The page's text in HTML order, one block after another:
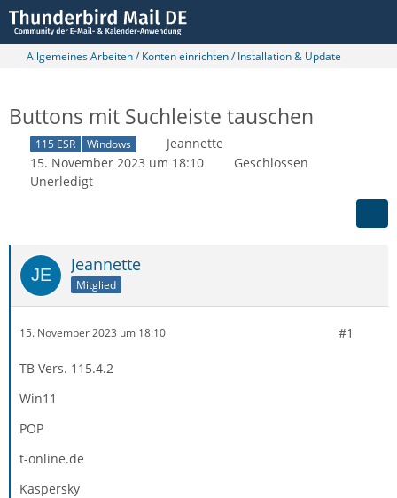
Allgemeines Arbeiten / Konten einrichten / Installation & Update
Buttons mit Suchleiste tauschen
115 ESR Windows
Jeannette
15. November 2023 um 18:10
Geschlossen
Unerledigt
Jeannette
Mitglied
15. November 2023 um 18:10 #1
TB Vers. 115.4.2
Win11
POP
t-online.de
Kaspersky